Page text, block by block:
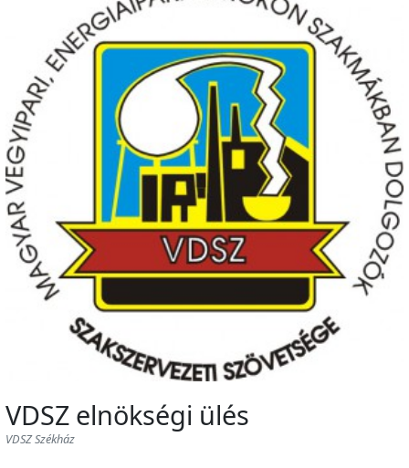
VDSZ elnökségi ülés
VDSZ Székház